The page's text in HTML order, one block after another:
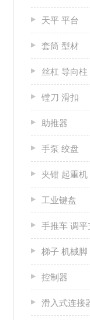
天平 平台
套筒 型材
丝杠 导向柱
镗刀 滑扣
助推器
手泵 绞盘
夹钳 起重机
工业键盘
手推车 调平
梯子 机械脚
控制器
滑入式连接